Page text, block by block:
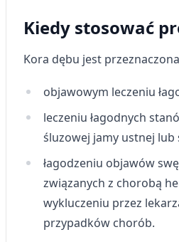
Kiedy stosować
Kora dębu jest
objawowym leczeniu
leczeniu łagodnych
śluzowej jamy ustnej lub
łagodzeniu objawów
związanych z chorobą
wykluczeniu przez
przypadków chorób.